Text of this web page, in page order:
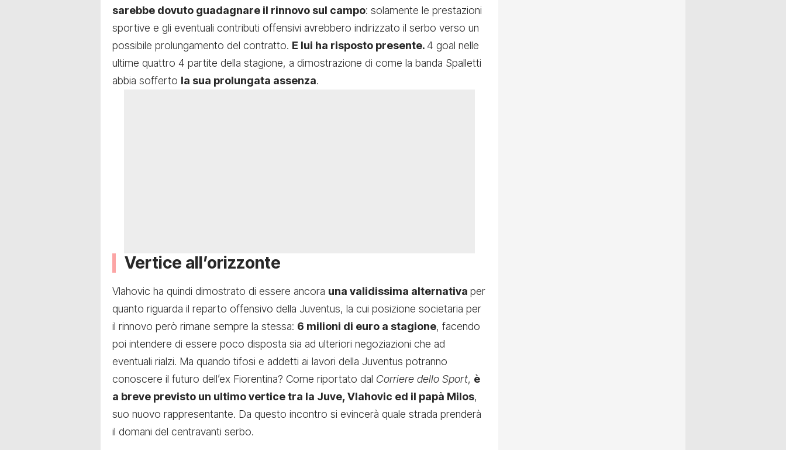
sarebbe dovuto guadagnare il rinnovo sul campo: solamente le prestazioni
sportive e gli eventuali contributi offensivi avrebbero indirizzato il serbo verso un
possibile prolungamento del contratto. E lui ha risposto presente.4 goal nelle
ultime quattro 4 partite della stagione, a dimostrazione di come la banda Spalletti
abbia sofferto la sua prolungata assenza.
Vertice all’orizzonte
Vlahovic ha quindi dimostrato di essere ancora una validissima alternativa per
quanto riguarda il reparto offensivo della Juventus, la cui posizione societaria per
il rinnovo però rimane sempre la stessa: 6 milioni di euro a stagione, facendo
poi intendere di essere poco disposta sia ad ulteriori negoziazioni che ad
eventuali rialzi. Ma quando tifosi e addetti ai lavori della Juventus potranno
conoscere il futuro dell’ex Fiorentina? Come riportato dal Corriere dello Sport, è
a breve previsto un ultimo vertice tra la Juve, Vlahovic ed il papà Milos,
suo nuovo rappresentante. Da questo incontro si evincerà quale strada prenderà
il domani del centravanti serbo.